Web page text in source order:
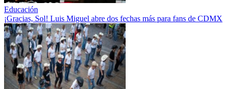
Educación
¡Gracias, Sol! Luis Miguel abre dos fechas más para fans de CDMX